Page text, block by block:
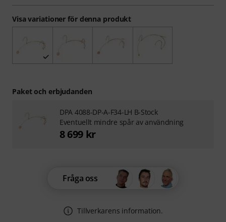
Visa variationer för denna produkt
Fråga oss
Tillverkarens information.
Paket och erbjudanden
DPA 4088-DP-A-F34-LH B-Stock
Eventuellt mindre spår av användning
8 699 kr